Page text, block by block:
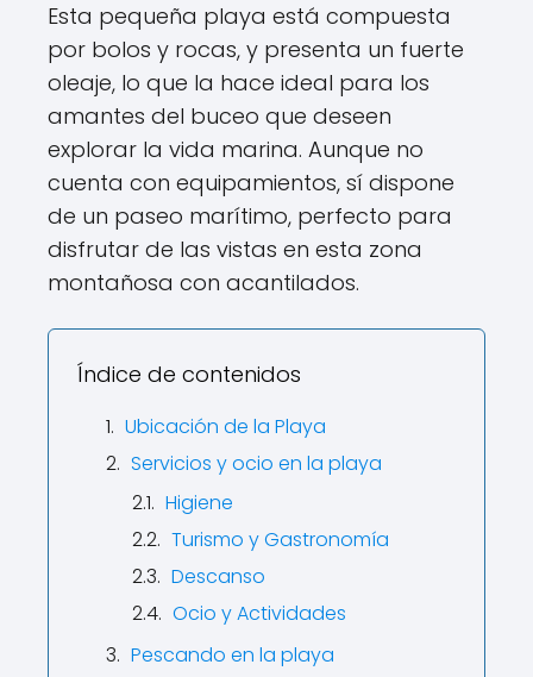
Esta pequeña playa está compuesta
por bolos y rocas, y presenta un fuerte
oleaje, lo que la hace ideal para los
amantes del buceo que deseen
explorar la vida marina. Aunque no
cuenta con equipamientos, sí dispone
de un paseo marítimo, perfecto para
disfrutar de las vistas en esta zona
montañosa con acantilados.
Índice de contenidos
Ubicación de la Playa
Servicios y ocio en la playa
Higiene
Turismo y Gastronomía
Descanso
Ocio y Actividades
Pescando en la playa